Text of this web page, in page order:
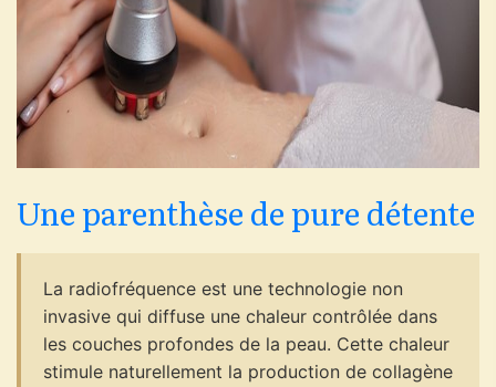
Une parenthèse de pure détente
La radiofréquence est une technologie non
invasive qui diffuse une chaleur contrôlée dans
les couches profondes de la peau. Cette chaleur
stimule naturellement la production de collagène